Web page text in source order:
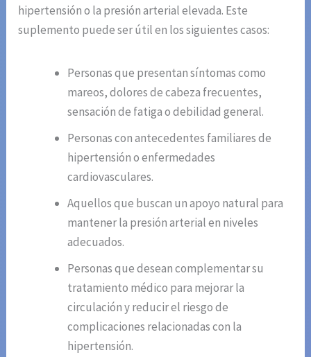
hipertensión o la presión arterial elevada. Este
suplemento puede ser útil en los siguientes casos:
Personas que presentan síntomas como
mareos, dolores de cabeza frecuentes,
sensación de fatiga o debilidad general.
Personas con antecedentes familiares de
hipertensión o enfermedades
cardiovasculares.
Aquellos que buscan un apoyo natural para
mantener la presión arterial en niveles
adecuados.
Personas que desean complementar su
tratamiento médico para mejorar la
circulación y reducir el riesgo de
complicaciones relacionadas con la
hipertensión.